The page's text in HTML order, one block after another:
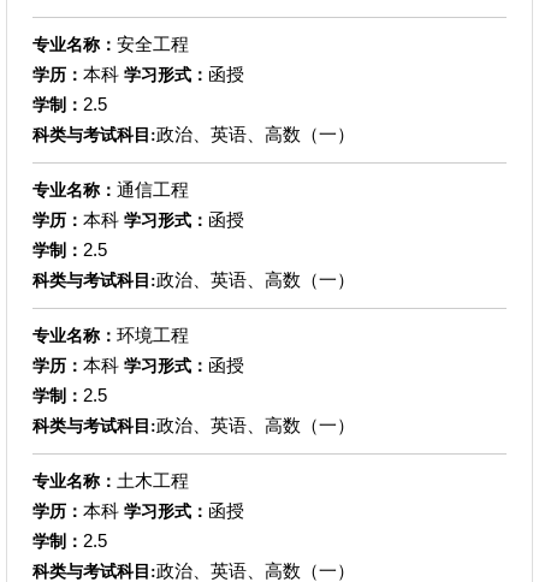
专业名称： 安全工程
学历： 本科 学习形式： 函授
学制： 2.5
科类与考试科目:政治、英语、高数（一）
专业名称： 通信工程
学历： 本科 学习形式： 函授
学制： 2.5
科类与考试科目:政治、英语、高数（一）
专业名称： 环境工程
学历： 本科 学习形式： 函授
学制： 2.5
科类与考试科目:政治、英语、高数（一）
专业名称： 土木工程
学历： 本科 学习形式： 函授
学制： 2.5
科类与考试科目:政治、英语、高数（一）